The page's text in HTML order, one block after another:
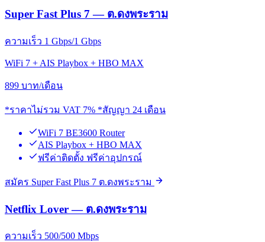
Super Fast Plus 7 — ต.ดงพระราม
ความเร็ว 1 Gbps/1 Gbps
WiFi 7 + AIS Playbox + HBO MAX
899 บาท/เดือน
*ราคาไม่รวม VAT 7% *สัญญา 24 เดือน
WiFi 7 BE3600 Router
AIS Playbox + HBO MAX
ฟรีค่าติดตั้ง ฟรีค่าอุปกรณ์
สมัคร Super Fast Plus 7 ต.ดงพระราม
Netflix Lover — ต.ดงพระราม
ความเร็ว 500/500 Mbps